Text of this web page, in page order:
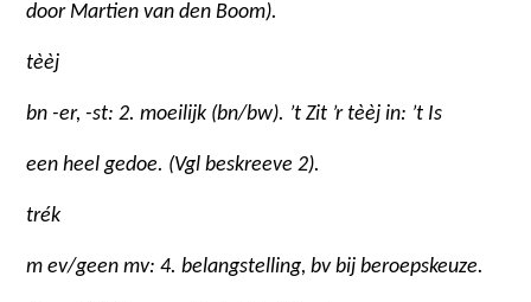
door Martien van den Boom).
tèèj
bn -er, -st: 2. moeilijk (bn/bw). ’t Zit ’r tèèj in: ’t Is
een heel gedoe. (Vgl beskreeve 2).
trék
m ev/geen mv: 4. belangstelling, bv bij beroepskeuze.